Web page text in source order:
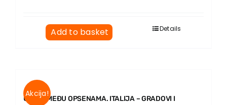
Add to basket Details
Akcija!
ULJEZ MEĐU OPSENAMA. ITALIJA – GRADOVI I